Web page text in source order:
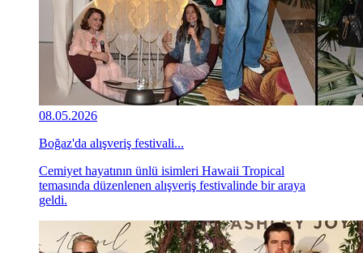
08.05.2026
Boğaz'da alışveriş festivali...
Cemiyet hayatının ünlü isimleri Hawaii Tropical
temasında düzenlenen alışveriş festivalinde bir araya
geldi.